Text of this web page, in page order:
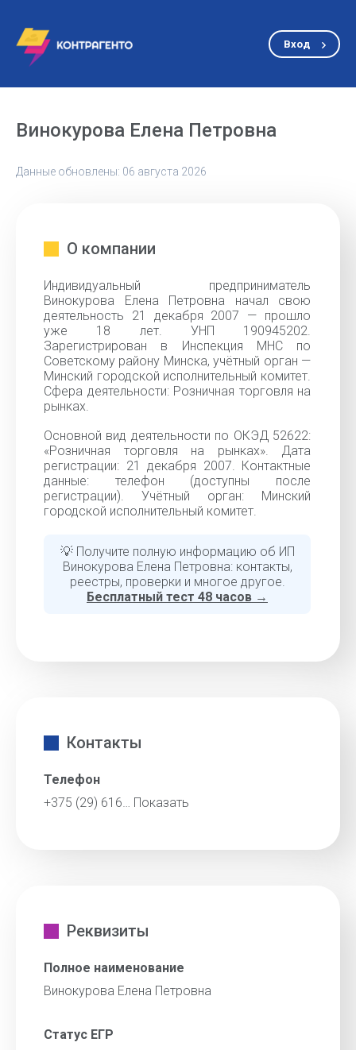
Вход
Винокурова Елена Петровна
Данные обновлены: 06 августа 2026
О компании
Индивидуальный предприниматель
Винокурова Елена Петровна начал свою
деятельность 21 декабря 2007 — прошло
уже 18 лет. УНП 190945202.
Зарегистрирован в Инспекция МНС по
Советскому району Минска, учётный орган —
Минский городской исполнительный комитет.
Сфера деятельности: Розничная торговля на
рынках.
Основной вид деятельности по ОКЭД 52622:
«Розничная торговля на рынках». Дата
регистрации: 21 декабря 2007. Контактные
данные: телефон (доступны после
регистрации). Учётный орган: Минский
городской исполнительный комитет.
💡 Получите полную информацию об ИП
Винокурова Елена Петровна: контакты,
реестры, проверки и многое другое.
Бесплатный тест 48 часов →
Контакты
Телефон
+375 (29) 616… Показать
Реквизиты
Полное наименование
Винокурова Елена Петровна
Статус ЕГР